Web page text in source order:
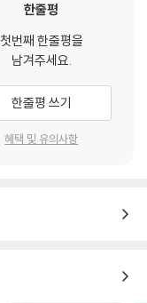
한줄평
첫번째 한줄평을
남겨주세요.
한줄평 쓰기
혜택 및 유의사항